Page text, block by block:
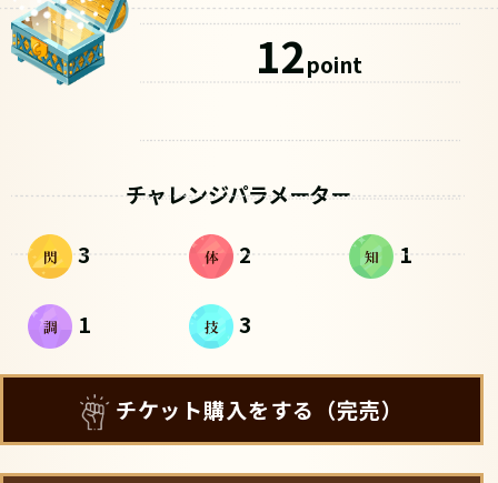
12point
チャレンジパラメーター
3
2 1
1 3
チケット購入をする（完売）